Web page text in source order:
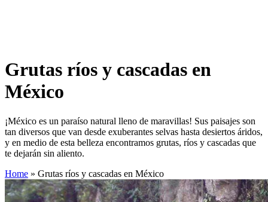
Grutas ríos y cascadas en
México
¡México es un paraíso natural lleno de maravillas! Sus paisajes son
tan diversos que van desde exuberantes selvas hasta desiertos áridos,
y en medio de esta belleza encontramos grutas, ríos y cascadas que
te dejarán sin aliento.
Home » Grutas ríos y cascadas en México